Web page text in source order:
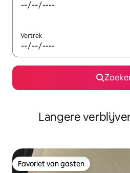
Vertrek
Langere
Favoriet van gasten
Favoriet van gasten